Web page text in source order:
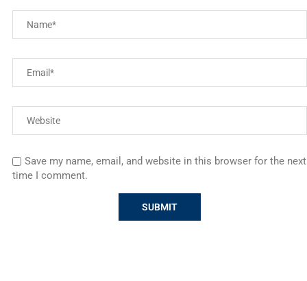
Save my name, email, and website in this browser for the next
time I comment.